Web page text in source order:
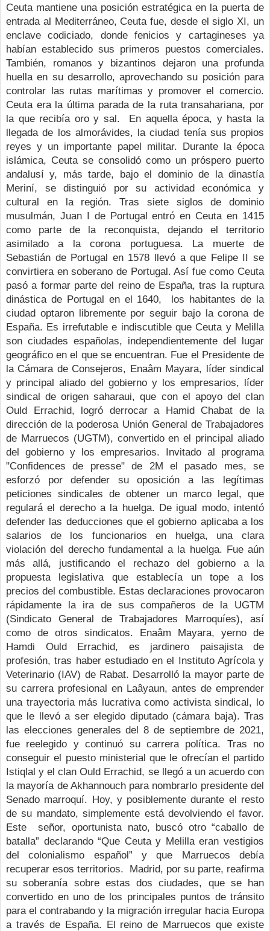
Ceuta mantiene una posición estratégica en la puerta de
entrada al Mediterráneo, Ceuta fue, desde el siglo XI, un
enclave codiciado, donde fenicios y cartagineses ya
habían establecido sus primeros puestos comerciales.
También, romanos y bizantinos dejaron una profunda
huella en su desarrollo, aprovechando su posición para
controlar las rutas marítimas y promover el comercio.
Ceuta era la última parada de la ruta transahariana, por
la que recibía oro y sal.
En aquella época, y hasta la
llegada de los almorávides, la ciudad tenía sus propios
reyes y un importante papel militar. Durante la época
islámica, Ceuta se consolidó como un próspero puerto
andalusí y, más tarde, bajo el dominio de la dinastía
Meriní, se distinguió por su actividad económica y
cultural en la región. Tras siete siglos de dominio
musulmán, Juan I de Portugal entró en Ceuta en 1415
como parte de la reconquista, dejando el territorio
asimilado a la corona portuguesa. La muerte de
Sebastián de Portugal en 1578 llevó a que Felipe II se
convirtiera en soberano de Portugal. Así fue como Ceuta
pasó a formar parte del reino de España, tras la ruptura
dinástica de Portugal en el 1640,  los habitantes de la
ciudad optaron libremente por seguir bajo la corona de
España. Es irrefutable e indiscutible que Ceuta y Melilla
son ciudades españolas, independientemente del lugar
geográfico en el que se encuentran. Fue el Presidente de
la Cámara de Consejeros, Enaâm Mayara, líder sindical
y principal aliado del gobierno y los empresarios, líder
sindical de origen saharaui, que con el apoyo del clan
Ould Errachid, logró derrocar a Hamid Chabat de la
dirección de la poderosa Unión General de Trabajadores
de Marruecos (UGTM), convertido en el principal aliado
del gobierno y los empresarios. Invitado al programa
"Confidences de presse" de 2M el pasado mes, se
esforzó por defender su oposición a las legítimas
peticiones sindicales de obtener un marco legal, que
regulará el derecho a la huelga. De igual modo, intentó
defender las deducciones que el gobierno aplicaba a los
salarios de los funcionarios en huelga, una clara
violación del derecho fundamental a la huelga. Fue aún
más allá, justificando el rechazo del gobierno a la
propuesta legislativa que establecía un tope a los
precios del combustible. Estas declaraciones provocaron
rápidamente la ira de sus compañeros de la UGTM
(Sindicato General de Trabajadores Marroquíes), así
como de otros sindicatos. Enaâm Mayara, yerno de
Hamdi Ould Errachid, es jardinero paisajista de
profesión, tras haber estudiado en el Instituto Agrícola y
Veterinario (IAV) de Rabat. Desarrolló la mayor parte de
su carrera profesional en Laâyaun, antes de emprender
una trayectoria más lucrativa como activista sindical, lo
que le llevó a ser elegido diputado (cámara baja). Tras
las elecciones generales del 8 de septiembre de 2021,
fue reelegido y continuó su carrera política. Tras no
conseguir el puesto ministerial que le ofrecían el partido
Istiqlal y el clan Ould Errachid, se llegó a un acuerdo con
la mayoría de Akhannouch para nombrarlo presidente del
Senado marroquí. Hoy, y posiblemente durante el resto
de su mandato, simplemente está devolviendo el favor.
Este  señor, oportunista nato, buscó otro “caballo de
batalla” declarando “Que Ceuta y Melilla eran vestigios
del colonialismo español” y que Marruecos debía
recuperar esos territorios.  Madrid, por su parte, reafirma
su soberanía sobre estas dos ciudades, que se han
convertido en uno de los principales puntos de tránsito
para el contrabando y la migración irregular hacia Europa
a través de España. El reino de Marruecos que existe